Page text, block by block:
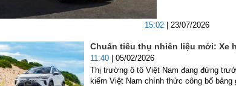
15:02 | 23/07/2026
Chuẩn tiêu thụ nhiên liệu mới: Xe
11:40 | 05/02/2026
Thị trường ô tô Việt Nam đang đứng
kiểm Việt Nam chính thức công bố